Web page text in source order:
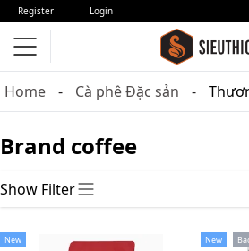
Register Login
Home Cà phê Đặc sản
Brand coffee
Show Filter
New New